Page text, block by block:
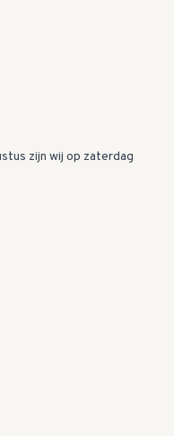
zijn wij op zaterdag